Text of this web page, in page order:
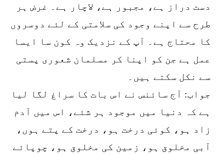
دست دراز ہے، مجبور ہے، لاچار ہے۔ غرض ہر
طرح سے اپنے وجود کی سلامتی کے لئے دوسروں
کا محتاج ہے۔ آپ کے نزدیک وہ کون سا ایسا
عمل ہے جن کو اپنا کر مسلمان شعوری پستی
سے نکل سکتے ہیں۔
جواب: آج سائنس نے اس بات کا سراغ لگا لیا
ہے کہ دنیا میں موجود ہر شئے، اس میں آدم
زاد ہو، کوئی درخت ہو، درخت کے پتے ہوں،
آبی مخلوق ہو، زمین کی مخلوق ہو، چوپائے